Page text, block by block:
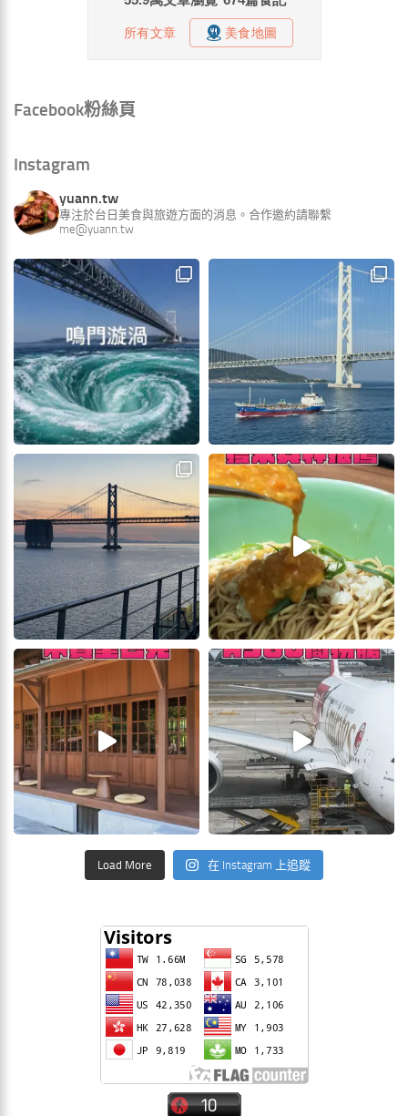
Facebook粉絲頁
Instagram
yuann.tw
專注於台日美食與旅遊方面的消息。合作邀約請聯繫
me@yuann.tw
Load More 在 Instagram 上追蹤